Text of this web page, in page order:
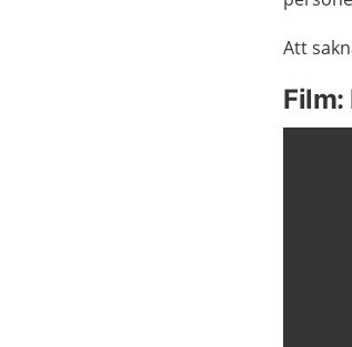
Att
Film: